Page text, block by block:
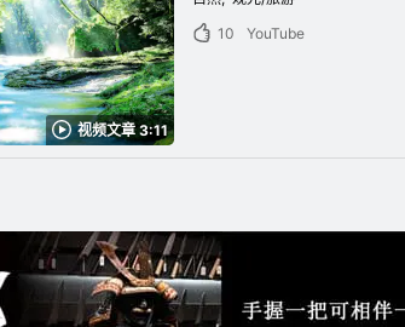
视频文章 3:11
10
YouTube